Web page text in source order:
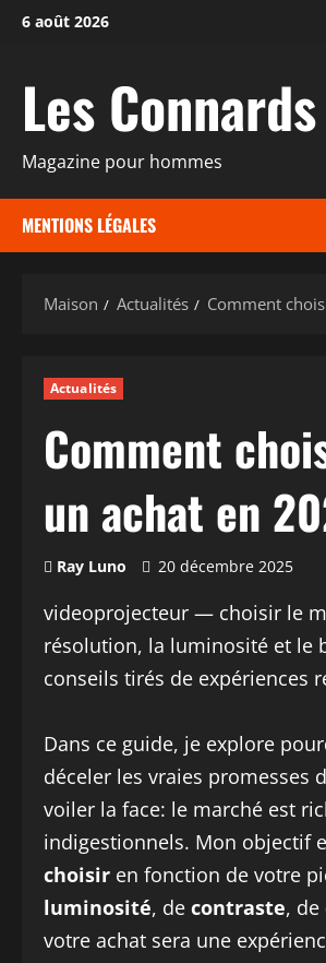
Passer
6 août 2026
Les
Magazine pour hommes
MENTIONS LÉGALES
Maison Actualités Comment
Actualités
Comment
un achat en
Ray Luno 20 décembre 2025
videoprojecteur — choisir le
résolution, la luminosité et le
conseils tirés de expériences
Dans ce guide, je explore
déceler les vraies promesses
voiler la face: le marché est
indigestionnels. Mon objectif
choisir en fonction de votre
luminosité, de contraste, de
votre achat sera une